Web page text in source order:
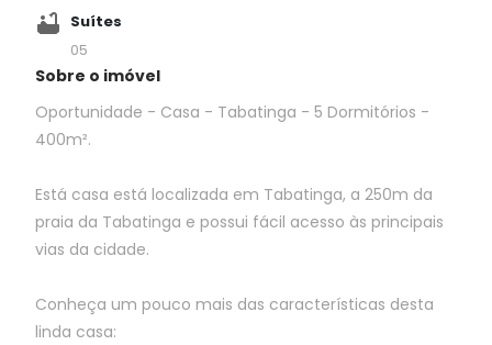
Suítes
05
Sobre o imóvel
Oportunidade - Casa - Tabatinga - 5 Dormitórios -
400m².
Está casa está localizada em Tabatinga, a 250m da
praia da Tabatinga e possui fácil acesso às principais
vias da cidade.
Conheça um pouco mais das características desta
linda casa: